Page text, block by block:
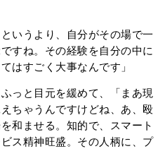
いうより、自分がその場で一
すね。その経験を自分の中に
はすごく大事なんです」
っと目元を緩めて、「まあ現
ちゃうんですけどね、あ、殴
和ませる。知的で、スマート
ス精神旺盛。その人柄に、プ